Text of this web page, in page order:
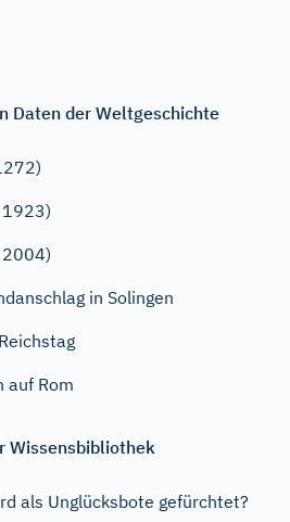
Daten der Weltgeschichte
2004)
in Solingen
auf Rom
Wissensbibliothek
als Unglücksbote gefürchtet?